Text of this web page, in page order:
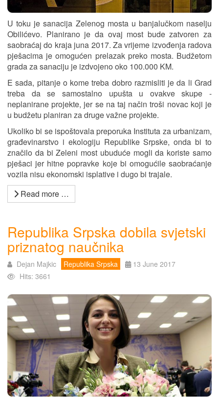
U toku je sanacija Zelenog mosta u banjalučkom naselju
Obilićevo. Planirano je da ovaj most bude zatvoren za
saobraćaj do kraja juna 2017. Za vrijeme izvođenja radova
pješacima je omogućen prelazak preko mosta. Budžetom
grada za sanaciju je izdvojeno oko 100.000 KM.
E sada, pitanje o kome treba dobro razmisliti je da li Grad
treba da se samostalno upušta u ovakve skupe -
neplanirane projekte, jer se na taj način troši novac koji je
u budžetu planiran za druge važne projekte.
Ukoliko bi se ispoštovala preporuka Instituta za urbanizam,
građevinarstvo i ekologiju Republike Srpske, onda bi to
značilo da bi Zeleni most ubuduće mogli da koriste samo
pješaci jer hitne popravke koje bi omogućile saobraćanje
vozila nisu ekonomski isplative i dugo bi trajale.
Read more …
Republika Srpska dobila svjetski
priznatog naučnika
Dejan Majkic Republika Srpska
13 June 2017
Hits: 3661